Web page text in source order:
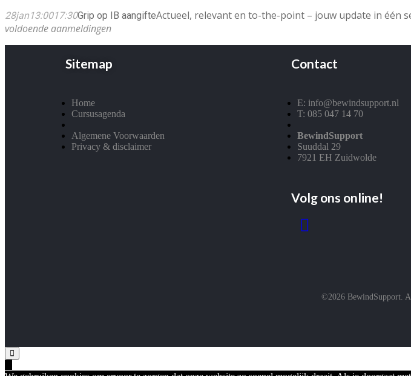
28jan 13:0017:30Grip op IB aangifteActueel, relevant en to-the-point – jouw update in één
voldoende aanmeldingen
Sitemap
Home
Cursusagenda
Algemene Voorwaarden
Privacy & disclaimer
Contact
E: info@bewindsupport.nl
T: 085 047 14 70
BewindSupport
Suuddal 29
7921 EH Zuidwolde
Volg ons online!
©2026 BewindSupport.